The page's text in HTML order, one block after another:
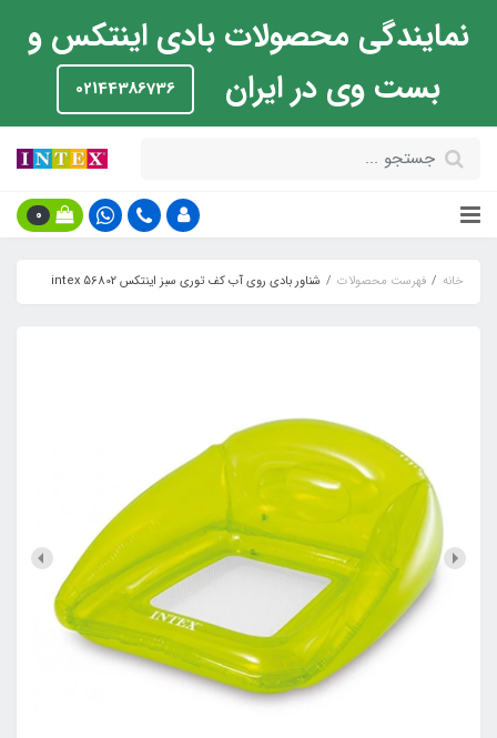
نمایندگی محصولات بادی اینتکس و
بست وی در ایران
02144386736
0
خانه فهرست محصولات شناور بادی روی آب کف توری سبز اینتکس intex 56802